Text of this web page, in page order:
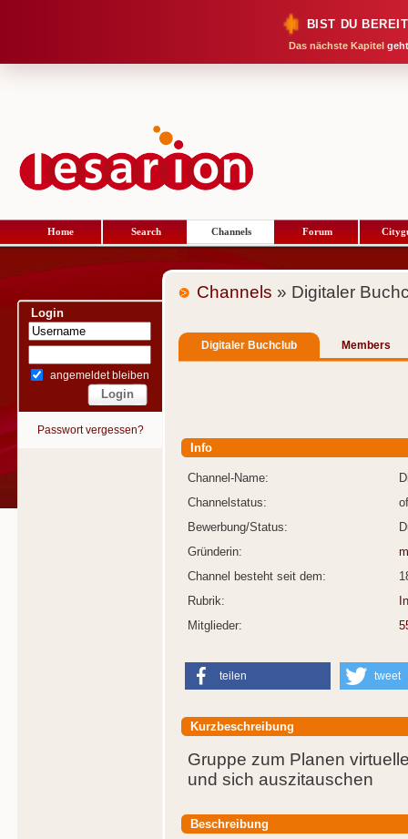
BIST DU
Das nächste Kapitel
Home Search Channels Forum
Login
angemeldet bleiben
Passwort vergessen?
Channels » Digitaler
Digitaler Buchclub Members
Info
Channel-Name:
Channelstatus:
Bewerbung/Status:
Gründerin:
Channel besteht seit dem:
Rubrik:
Mitglieder:
teilen tweet
Kurzbeschreibung
Gruppe zum Planen
und sich auszitauschen
Beschreibung